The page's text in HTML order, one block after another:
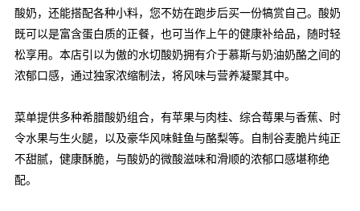
酸奶，还能搭配各种小料，您不妨在跑步后买一份犒赏自己。酸奶
既可以是富含蛋白质的正餐，也可当作上午的健康补给品，随时轻
松享用。本店引以为傲的水切酸奶拥有介于慕斯与奶油奶酪之间的
浓郁口感，通过独家浓缩制法，将风味与营养凝聚其中。
菜单提供多种希腊酸奶组合，有苹果与肉桂、综合莓果与香蕉、时
令水果与生火腿，以及豪华风味鲑鱼与酪梨等。自制谷麦脆片纯正
不甜腻，健康酥脆，与酸奶的微酸滋味和滑顺的浓郁口感堪称绝
配。